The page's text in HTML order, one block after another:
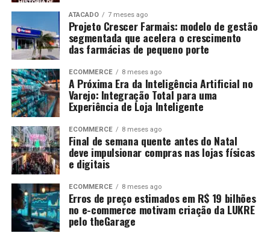
ATACADO 7 meses ago
Projeto Crescer Farmais: modelo de gestão
segmentada que acelera o crescimento
das farmácias de pequeno porte
ECOMMERCE 8 meses ago
A Próxima Era da Inteligência Artificial no
Varejo: Integração Total para uma
Experiência de Loja Inteligente
ECOMMERCE 8 meses ago
Final de semana quente antes do Natal
deve impulsionar compras nas lojas físicas
e digitais
ECOMMERCE 8 meses ago
Erros de preço estimados em R$ 19 bilhões
no e-commerce motivam criação da LUKRE
pelo theGarage